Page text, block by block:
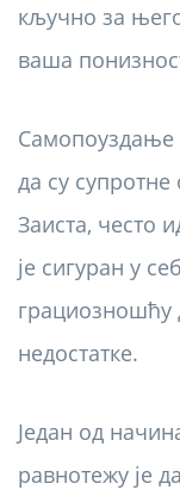
кључно за
ваша
Самопоуздање
да су
Заиста, често
је сигуран у
грациозношћу
недостатке.
Један од
равнотежу је